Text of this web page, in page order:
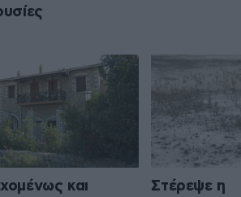
και
Στέρεψε η